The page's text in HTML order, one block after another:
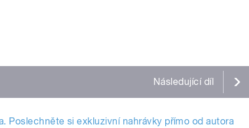
Následující díl
Poslechněte si exkluzivní nahrávky přímo od autora